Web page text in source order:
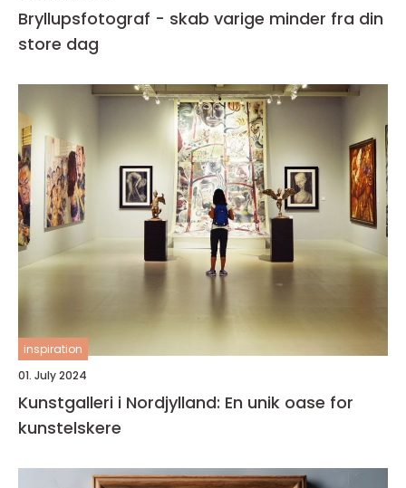
Bryllupsfotograf - skab varige minder fra din
store dag
inspiration
01. July 2024
Kunstgalleri i Nordjylland: En unik oase for
kunstelskere